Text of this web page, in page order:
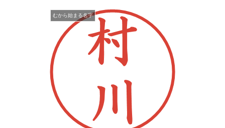
むから始まる名字